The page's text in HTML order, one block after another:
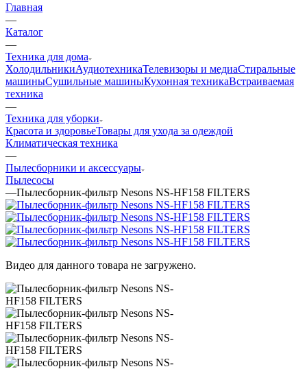
Главная
—
Каталог
—
Техника для дома
ХолодильникиАудиотехникаТелевизоры и медиаСтиральные
машиныСушильные машиныКухонная техникаВстраиваемая
техника
—
Техника для уборки
Красота и здоровьеТовары для ухода за одеждой
Климатическая техника
—
Пылесборники и аксессуары
Пылесосы
—Пылесборник-фильтр Nesons NS-HF158 FILTERS
Видео для данного товара не загружено.